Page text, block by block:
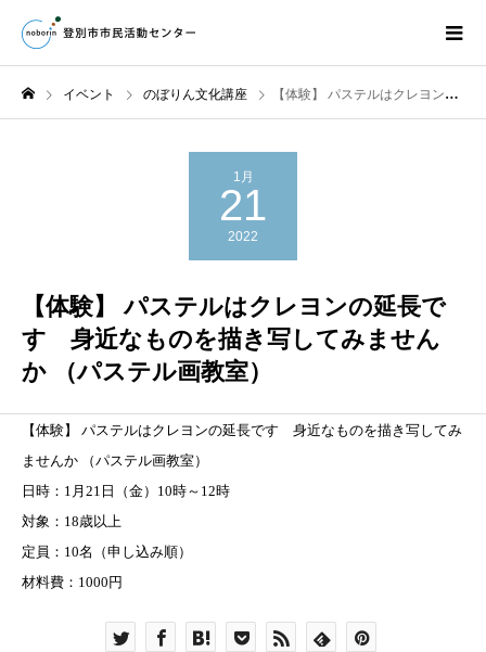
イベント のぼりん文化講座 【体験】 パステルはクレヨンの延長です 身近なものを描き写してみませんか （パステル画教室）
1月
21
2022
【体験】 パステルはクレヨンの延長で
す 身近なものを描き写してみません
か （パステル画教室）
【体験】
パステルはクレヨンの延長です 身近なものを描き写してみ
ませんか
（パステル画教室）
日時： 1 月 21 日（金） 10時～ 12時
対象： 18歳以上
定員： 10名（申し込み順）
材料費： 1000 円